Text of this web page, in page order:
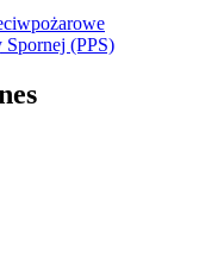
Spornej (PPS)